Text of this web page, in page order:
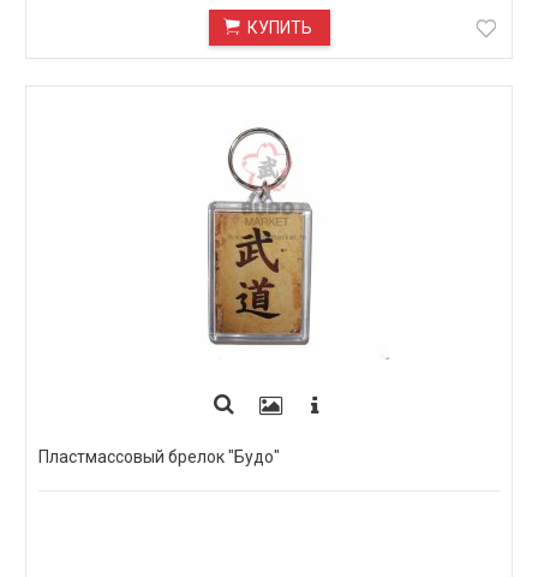
КУПИТЬ
Пластмассовый брелок "Будо"